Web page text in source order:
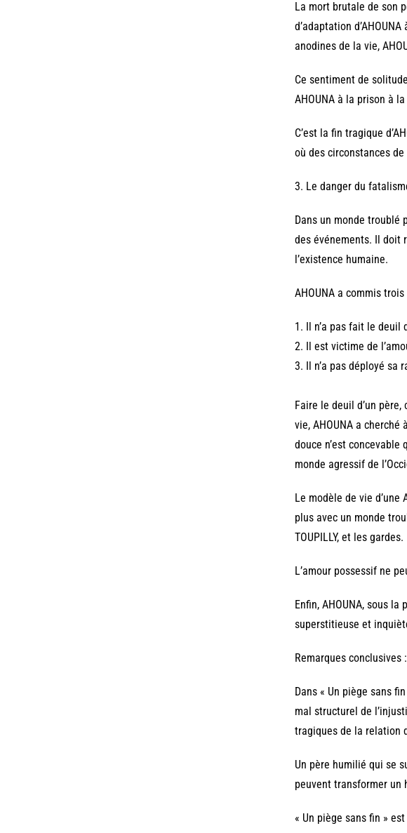
La mort brutale de son
d’adaptation
anodines de la vie,
Ce sentiment de
AHOUNA à la prison à
C’est la fin tragique
où des circonstances
3. Le danger du
Dans un monde troublé
des événements. Il doit
l’existence humaine.
AHOUNA a commis
1. Il n’a pas fait le deuil
2. Il est victime de
3. Il n’a pas déployé sa
Faire le deuil d’un
vie, AHOUNA a
douce n’est
monde agressif de
Le modèle de vie
plus avec un monde
TOUPILLY, et les gardes.
L’amour possessif ne
Enfin, AHOUNA, sous
superstitieuse et
Remarques conclusives :
Dans « Un piège sans
mal structurel de
tragiques de la relation
Un père humilié qui se
peuvent transformer un
« Un piège sans fin »